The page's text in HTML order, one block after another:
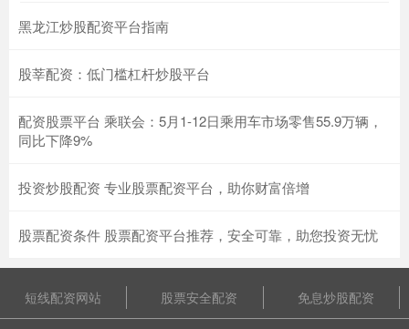
黑龙江炒股配资平台指南
股莘配资：低门槛杠杆炒股平台
配资股票平台 乘联会：5月1-12日乘用车市场零售55.9万辆，
同比下降9%
投资炒股配资 专业股票配资平台，助你财富倍增
股票配资条件 股票配资平台推荐，安全可靠，助您投资无忧
短线配资网站 股票安全配资 免息炒股配资